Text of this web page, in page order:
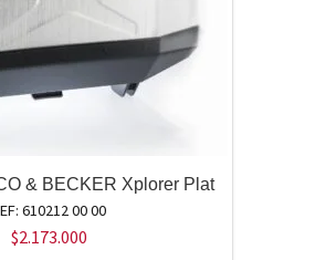
& BECKER Xplorer Plat
610212 00 00
$2.173.000